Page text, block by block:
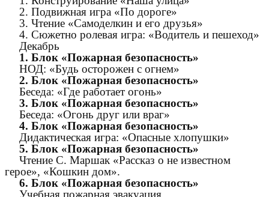
2. Подвижная игра «По дороге»
3. Чтение «Самоделкин и его друзья»
4. Сюжетно ролевая игра: «Водитель и пешеход»
Декабрь
1. Блок «Пожарная безопасность»
НОД: «Будь осторожен с огнем»
2. Блок «Пожарная безопасность»
Беседа: «Где работает огонь»
3. Блок «Пожарная безопасность»
Беседа: «Огонь друг или враг»
4. Блок «Пожарная безопасность»
Дидактическая игра: «Опасные хлопушки»
5. Блок «Пожарная безопасность»
Чтение С. Маршак «Рассказ о не известном
герое», «Кошкин дом».
6. Блок «Пожарная безопасность»